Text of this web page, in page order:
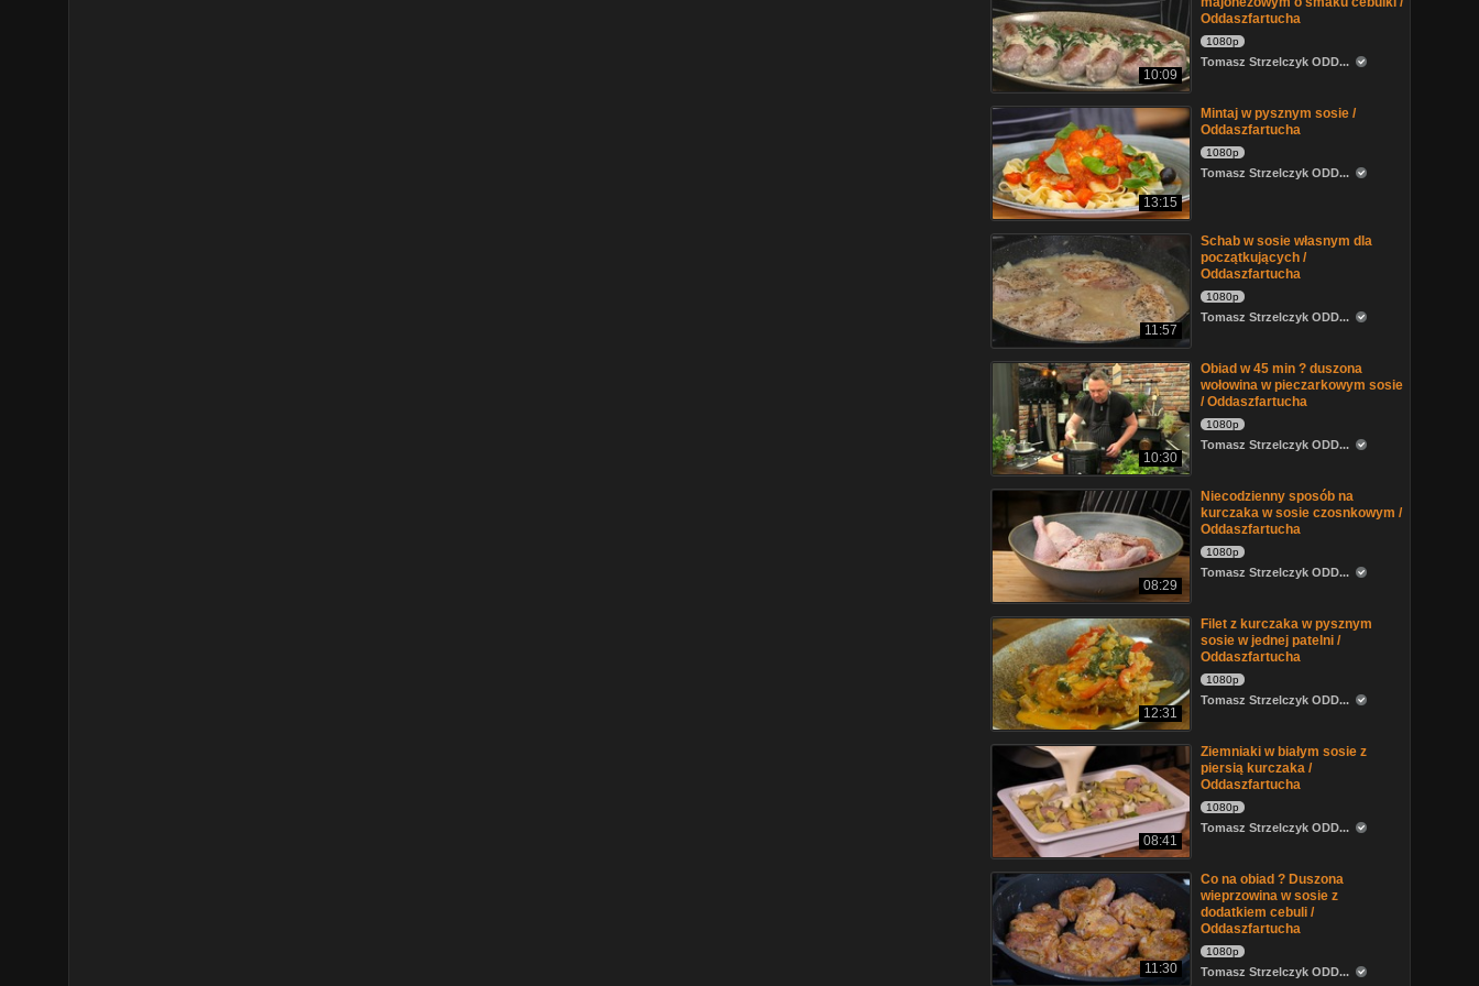
10:09
Oddaszfartucha
1080p
Tomasz Strzelczyk ODD...
13:15
Mintaj w pysznym sosie /
Oddaszfartucha
1080p
Tomasz Strzelczyk ODD...
11:57
Schab w sosie własnym dla
początkujących /
Oddaszfartucha
1080p
Tomasz Strzelczyk ODD...
10:30
Obiad w 45 min ? duszona
wołowina w pieczarkowym sosie
/ Oddaszfartucha
1080p
Tomasz Strzelczyk ODD...
08:29
Niecodzienny sposób na
kurczaka w sosie czosnkowym /
Oddaszfartucha
1080p
Tomasz Strzelczyk ODD...
12:31
Filet z kurczaka w pysznym
sosie w jednej patelni /
Oddaszfartucha
1080p
Tomasz Strzelczyk ODD...
08:41
Ziemniaki w białym sosie z
piersią kurczaka /
Oddaszfartucha
1080p
Tomasz Strzelczyk ODD...
11:30
Co na obiad ? Duszona
wieprzowina w sosie z
dodatkiem cebuli /
Oddaszfartucha
1080p
Tomasz Strzelczyk ODD...